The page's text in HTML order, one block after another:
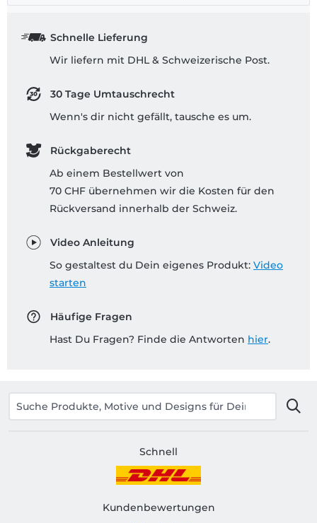
Schnelle Lieferung
Wir liefern mit DHL & Schweizerische Post.
30 Tage Umtauschrecht
Wenn's dir nicht gefällt, tausche es um.
Rückgaberecht
Ab einem Bestellwert von
70 CHF übernehmen wir die Kosten für den
Rückversand innerhalb der Schweiz.
Video Anleitung
So gestaltest du Dein eigenes Produkt: Video
starten
Häufige Fragen
Hast Du Fragen? Finde die Antworten hier.
Schnell
Kundenbewertungen